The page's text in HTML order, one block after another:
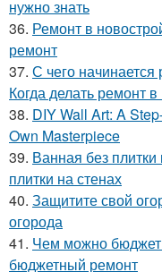
нужно знать
36. Ремонт в
ремонт
37. С чего
Когда делать ремонт
38. DIY Wall Art: A
Own Masterpiece
39. Ванная без
плитки на стенах
40. Защитите свой
огорода
41. Чем можно
бюджетный ремонт